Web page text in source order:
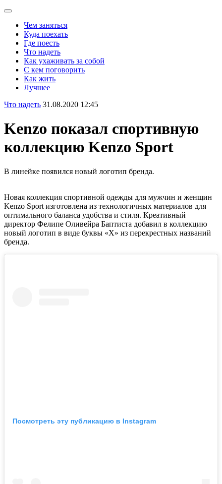
Чем заняться
Куда поехать
Где поесть
Что надеть
Как ухаживать за собой
С кем поговорить
Как жить
Лучшее
Что надеть 31.08.2020 12:45
Kenzo показал спортивную
коллекцию Kenzo Sport
В линейке появился новый логотип бренда.
Новая коллекция спортивной одежды для мужчин и женщин
Kenzo Sport изготовлена из технологичных материалов для
оптимального баланса удобства и стиля. Креативный
директор Фелипе Оливейра Баптиста добавил в коллекцию
новый логотип в виде буквы «Х» из перекрестных названий
бренда.
Посмотреть эту публикацию в Instagram